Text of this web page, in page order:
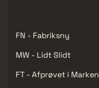
FN - Fabriksny
MW - Lidt Slidt
FT - Afprøvet i Marken